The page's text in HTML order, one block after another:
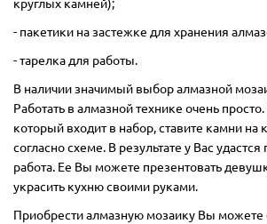
- пакетики на застежке для хранения
- тарелка для работы.
В наличии значимый выбор алмазной
Работать в алмазной технике очень
который входит в набор, ставите камни на
согласно схеме. В результате у Вас удастся
работа. Ее Вы можете презентовать
украсить кухню своими руками.
Приобрести алмазную мозаику Вы можете